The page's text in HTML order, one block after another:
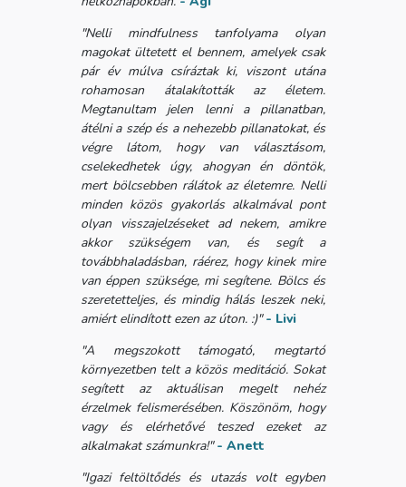
"Nelli mindfulness tanfolyama olyan
magokat ültetett el bennem, amelyek csak
pár év múlva csíráztak ki, viszont utána
rohamosan átalakították az életem.
Megtanultam jelen lenni a pillanatban,
átélni a szép és a nehezebb pillanatokat, és
végre látom, hogy van választásom,
cselekedhetek úgy, ahogyan én döntök,
mert bölcsebben rálátok az életemre. Nelli
minden közös gyakorlás alkalmával pont
olyan visszajelzéseket ad nekem, amikre
akkor szükségem van, és segít a
továbbhaladásban, ráérez, hogy kinek mire
van éppen szüksége, mi segítene. Bölcs és
szeretetteljes, és mindig hálás leszek neki,
amiért elindított ezen az úton. :)" - Livi
"A megszokott támogató, megtartó
környezetben telt a közös meditáció. Sokat
segített az aktuálisan megelt nehéz
érzelmek felismerésében. Köszönöm, hogy
vagy és elérhetővé teszed ezeket az
alkalmakat számunkra!"- Anett
"Igazi feltöltődés és utazás volt egyben